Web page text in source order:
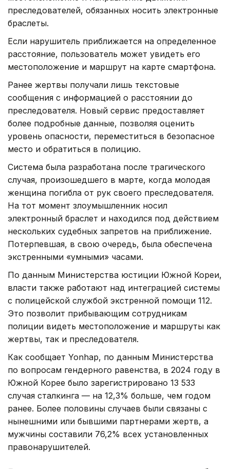
преследователей, обязанных носить электронные
браслеты.
Если нарушитель приближается на определенное
расстояние, пользователь может увидеть его
местоположение и маршрут на карте смартфона.
Ранее жертвы получали лишь текстовые
сообщения с информацией о расстоянии до
преследователя. Новый сервис предоставляет
более подробные данные, позволяя оценить
уровень опасности, переместиться в безопасное
место и обратиться в полицию.
Система была разработана после трагического
случая, произошедшего в марте, когда молодая
женщина погибла от рук своего преследователя.
На тот момент злоумышленник носил
электронный браслет и находился под действием
нескольких судебных запретов на приближение.
Потерпевшая, в свою очередь, была обеспечена
экстренными «умными» часами.
По данным Министерства юстиции Южной Кореи,
власти также работают над интеграцией системы
с полицейской службой экстренной помощи 112.
Это позволит прибывающим сотрудникам
полиции видеть местоположение и маршруты как
жертвы, так и преследователя.
Как сообщает Yonhap, по данным Министерства
по вопросам гендерного равенства, в 2024 году в
Южной Корее было зарегистрировано 13 533
случая сталкинга — на 12,3% больше, чем годом
ранее. Более половины случаев были связаны с
нынешними или бывшими партнерами жертв, а
мужчины составили 76,2% всех установленных
правонарушителей.